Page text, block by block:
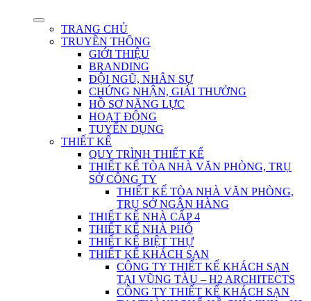
TRANG CHỦ
TRUYỀN THÔNG
GIỚI THIỆU
BRANDING
ĐỘI NGŨ, NHÂN SỰ
CHỨNG NHẬN, GIẢI THƯỞNG
HỒ SƠ NĂNG LỰC
HOẠT ĐỘNG
TUYỂN DỤNG
THIẾT KẾ
QUY TRÌNH THIẾT KẾ
THIẾT KẾ TÒA NHÀ VĂN PHÒNG, TRỤ
SỞ CÔNG TY
THIẾT KẾ TÒA NHÀ VĂN PHÒNG,
TRỤ SỞ NGÂN HÀNG
THIẾT KẾ NHÀ CẤP 4
THIẾT KẾ NHÀ PHỐ
THIẾT KẾ BIỆT THỰ
THIẾT KẾ KHÁCH SẠN
CÔNG TY THIẾT KẾ KHÁCH SẠN
TẠI VŨNG TÀU – H2 ARCHITECTS
CÔNG TY THIẾT KẾ KHÁCH SẠN